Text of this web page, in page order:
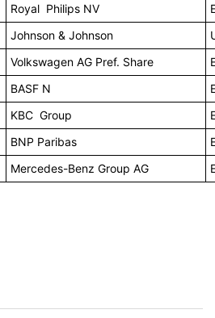
Royal Philips NV
Johnson & Johnson
Volkswagen AG Pref. Share
BASF N
KBC Group
BNP Paribas
Mercedes-Benz Group AG